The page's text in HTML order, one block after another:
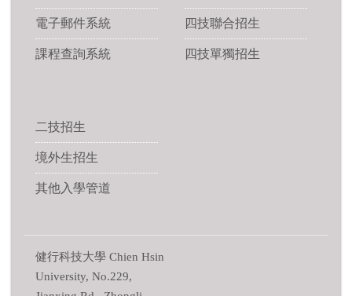
電子郵件系統
課程查詢系統
四技聯合招生
四技單獨招生
二技招生
境外生招生
其他入學管道
健行科技大學 Chien Hsin
University, No.229,